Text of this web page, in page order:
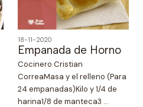
18-11-2020
Empanada de Horno
Cocinero Cristian
CorreaMasa y el relleno (Para
24 empanadas)Kilo y 1/4 de
harina1/8 de manteca3 ...